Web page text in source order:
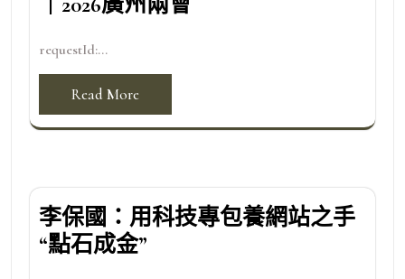
requestId:...
Read More
李保國：用科技專包養網站之手
“點石成金”